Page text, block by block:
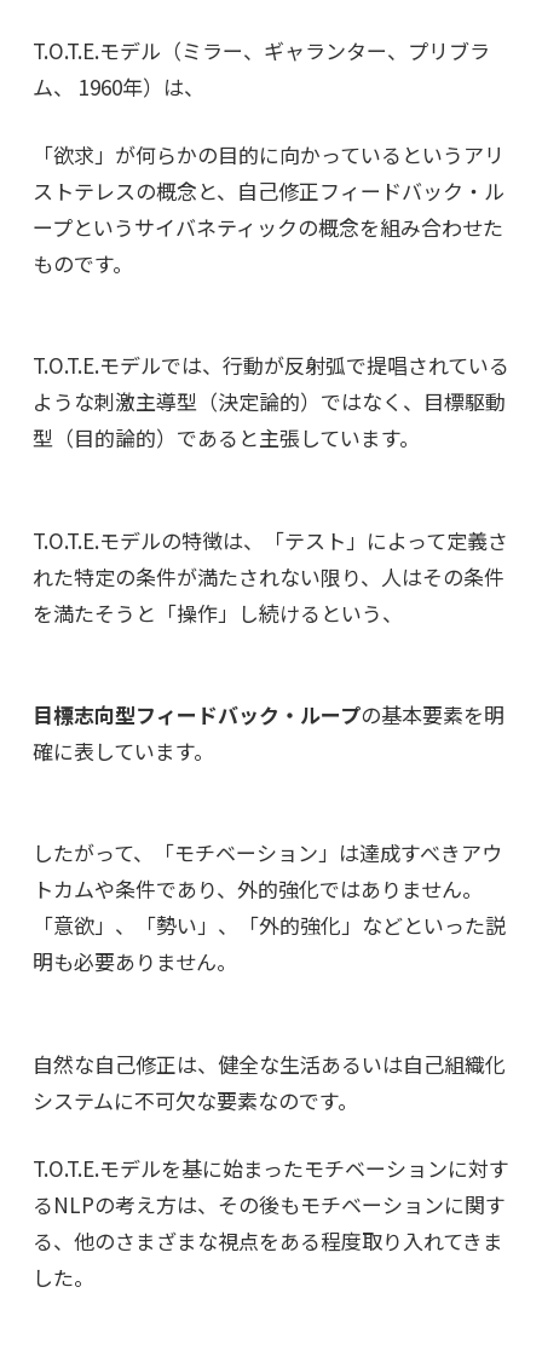
T.O.T.E.モデル（ミラー、ギャランター、プリブラ
ム、 1960年）は、
「欲求」が何らかの目的に向かっているというアリ
ストテレスの概念と、自己修正フィードバック・ル
ープというサイバネティックの概念を組み合わせた
ものです。
T.O.T.E.モデルでは、行動が反射弧で提唱されている
ような刺激主導型（決定論的）ではなく、目標駆動
型（目的論的）であると主張しています。
T.O.T.E.モデルの特徴は、「テスト」によって定義さ
れた特定の条件が満たされない限り、人はその条件
を満たそうと「操作」し続けるという、
目標志向型フィードバック・ループの基本要素を明
確に表しています。
したがって、「モチベーション」は達成すべきアウ
トカムや条件であり、外的強化ではありません。
「意欲」、「勢い」、「外的強化」などといった説
明も必要ありません。
自然な自己修正は、健全な生活あるいは自己組織化
システムに不可欠な要素なのです。
T.O.T.E.モデルを基に始まったモチベーションに対す
るNLPの考え方は、その後もモチベーションに関す
る、他のさまざまな視点をある程度取り入れてきま
した。